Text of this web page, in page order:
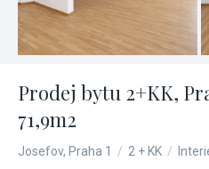
Prodej bytu 2+KK,
71,9m2
Josefov, Praha 1 / 2 + KK /